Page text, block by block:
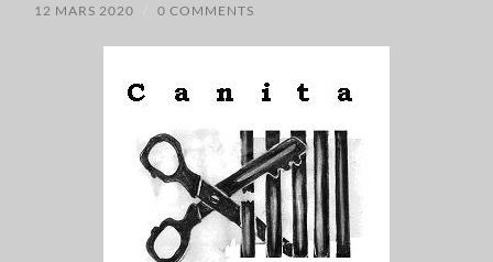
12 MARS 2020 0 COMMENTS